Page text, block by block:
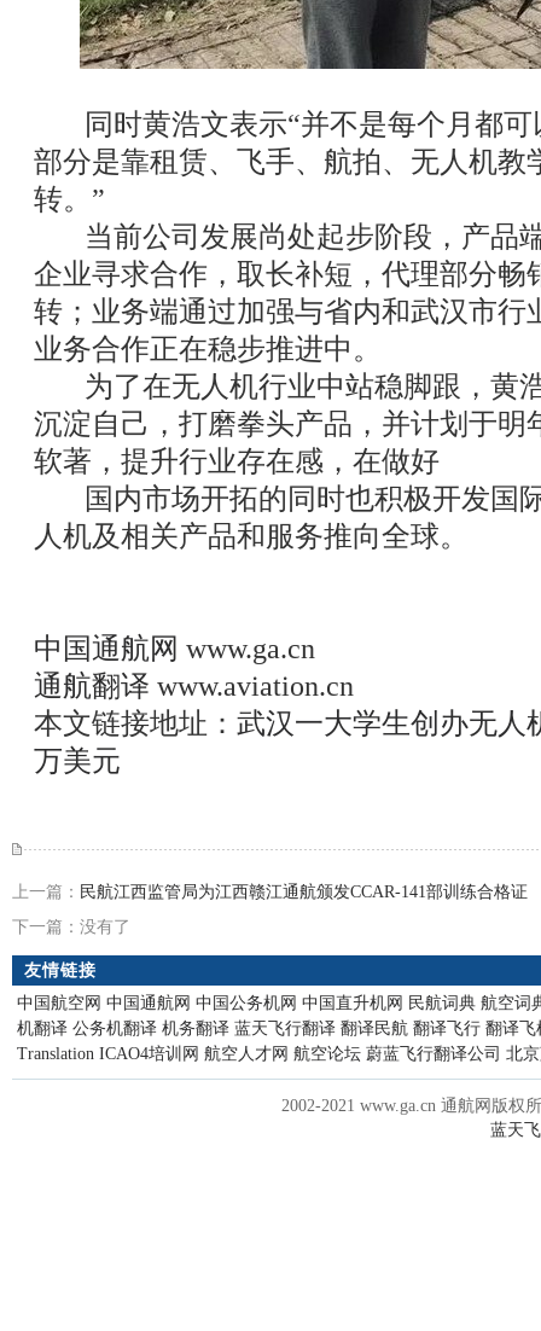
同时黄浩文表示“并不是每个月都可
部分是靠租赁、飞手、航拍、无人机教
转。”
当前公司发展尚处起步阶段，产品
企业寻求合作，取长补短，代理部分畅
转；业务端通过加强与省内和武汉市行
业务合作正在稳步推进中。
为了在无人机行业中站稳脚跟，黄
沉淀自己，打磨拳头产品，并计划于明
软著，提升行业存在感，在做好
国内市场开拓的同时也积极开发国
人机及相关产品和服务推向全球。
中国通航网 www.ga.cn
通航翻译 www.aviation.cn
本文链接地址： 武汉一大学生创办无人
万美元
上一篇： 民航江西监管局为江西赣江通航颁发CCAR-141部训练合格证
下一篇：没有了
友情链接
中国航空网 中国通航网 中国公务机网 中国直升机网 民航词典 航空词
机翻译 公务机翻译 机务翻译 蓝天飞行翻译 翻译民航 翻译飞行 翻译飞
Translation ICAO4培训网 航空人才网 航空论坛 蔚蓝飞行翻译公司 北
2002-2021 www.ga.cn 通航网版权
蓝天